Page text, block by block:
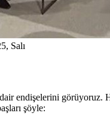
Salı
endişelerini görüyoruz.
şöyle: